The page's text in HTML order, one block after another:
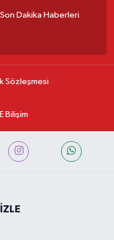
Son Dakika Haberleri
Sözleşmesi
Bilişim